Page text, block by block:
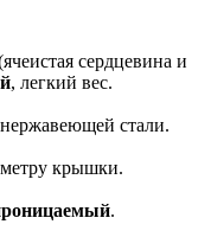
сердцевина и
, легкий вес.
стали.
крышки.
.